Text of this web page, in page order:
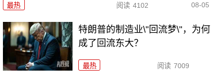
最热 阅读 4102 08-05
特朗普的制造业\"回流梦\"，为何
成了回流东大？
最热 阅读 7009